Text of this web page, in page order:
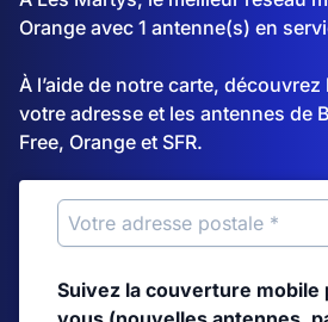
Orange avec 1 antenne(s) en
À l’aide de notre carte,
votre adresse et les antennes de
Free, Orange et SFR.
Suivez la couverture mobile